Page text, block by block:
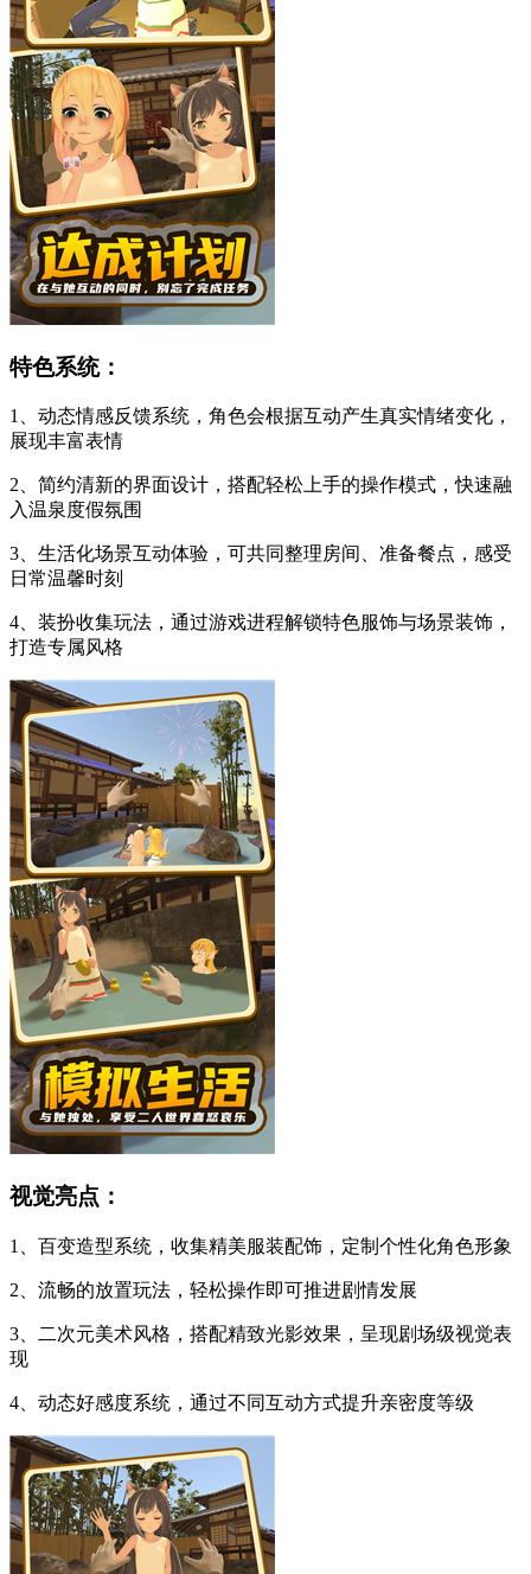
特色系统：
1、动态情感反馈系统，角色会根据互动产生真实情绪变化，
展现丰富表情
2、简约清新的界面设计，搭配轻松上手的操作模式，快速融
入温泉度假氛围
3、生活化场景互动体验，可共同整理房间、准备餐点，感受
日常温馨时刻
4、装扮收集玩法，通过游戏进程解锁特色服饰与场景装饰，
打造专属风格
视觉亮点：
1、百变造型系统，收集精美服装配饰，定制个性化角色形象
2、流畅的放置玩法，轻松操作即可推进剧情发展
3、二次元美术风格，搭配精致光影效果，呈现剧场级视觉表
现
4、动态好感度系统，通过不同互动方式提升亲密度等级